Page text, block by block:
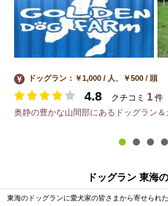
ドッグラン：￥1,000 / 人、￥500 / 頭
4.8 クチコミ 1 件
奥静の豊かな山間部にあるドッグラン
ドッグラン 東海
東海のドッグランに愛犬家の皆さまから寄せられ